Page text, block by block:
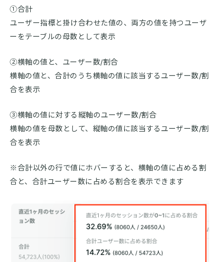
①合計
ユーザー指標と掛け合わせた値の、両方の値を持つユーザ
ーをテーブルの母数として表示
②横軸の値と、ユーザー数/割合
横軸の値と、合計のうち横軸の値に該当するユーザー数/割
合を表示
③横軸の値に対する縦軸のユーザー数/割合
横軸の値を母数として、縦軸の値に該当するユーザー数/割
合を表示
※合計以外の行で値にホバーすると、横軸の値に占める割
合と、合計ユーザー数に占める割合を表示できます